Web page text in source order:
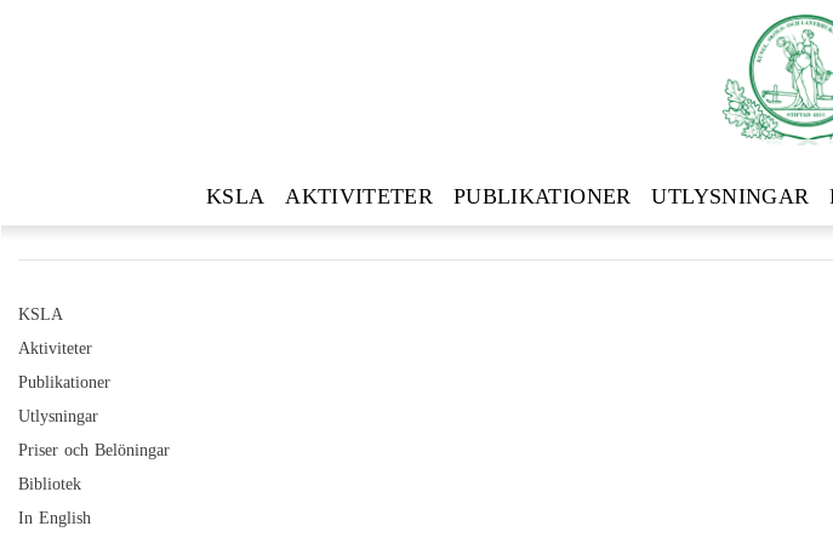
KSLA AKTIVITETER PUBLIKATIONER UTLYSNINGAR
KSLA
Aktiviteter
Publikationer
Utlysningar
Priser och Belöningar
Bibliotek
In English